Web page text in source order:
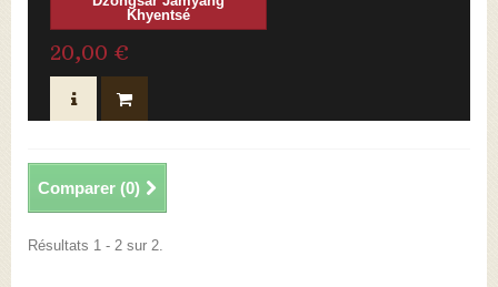
Khyentsé
20,00 €
Comparer (0)
Résultats 1 - 2 sur 2.